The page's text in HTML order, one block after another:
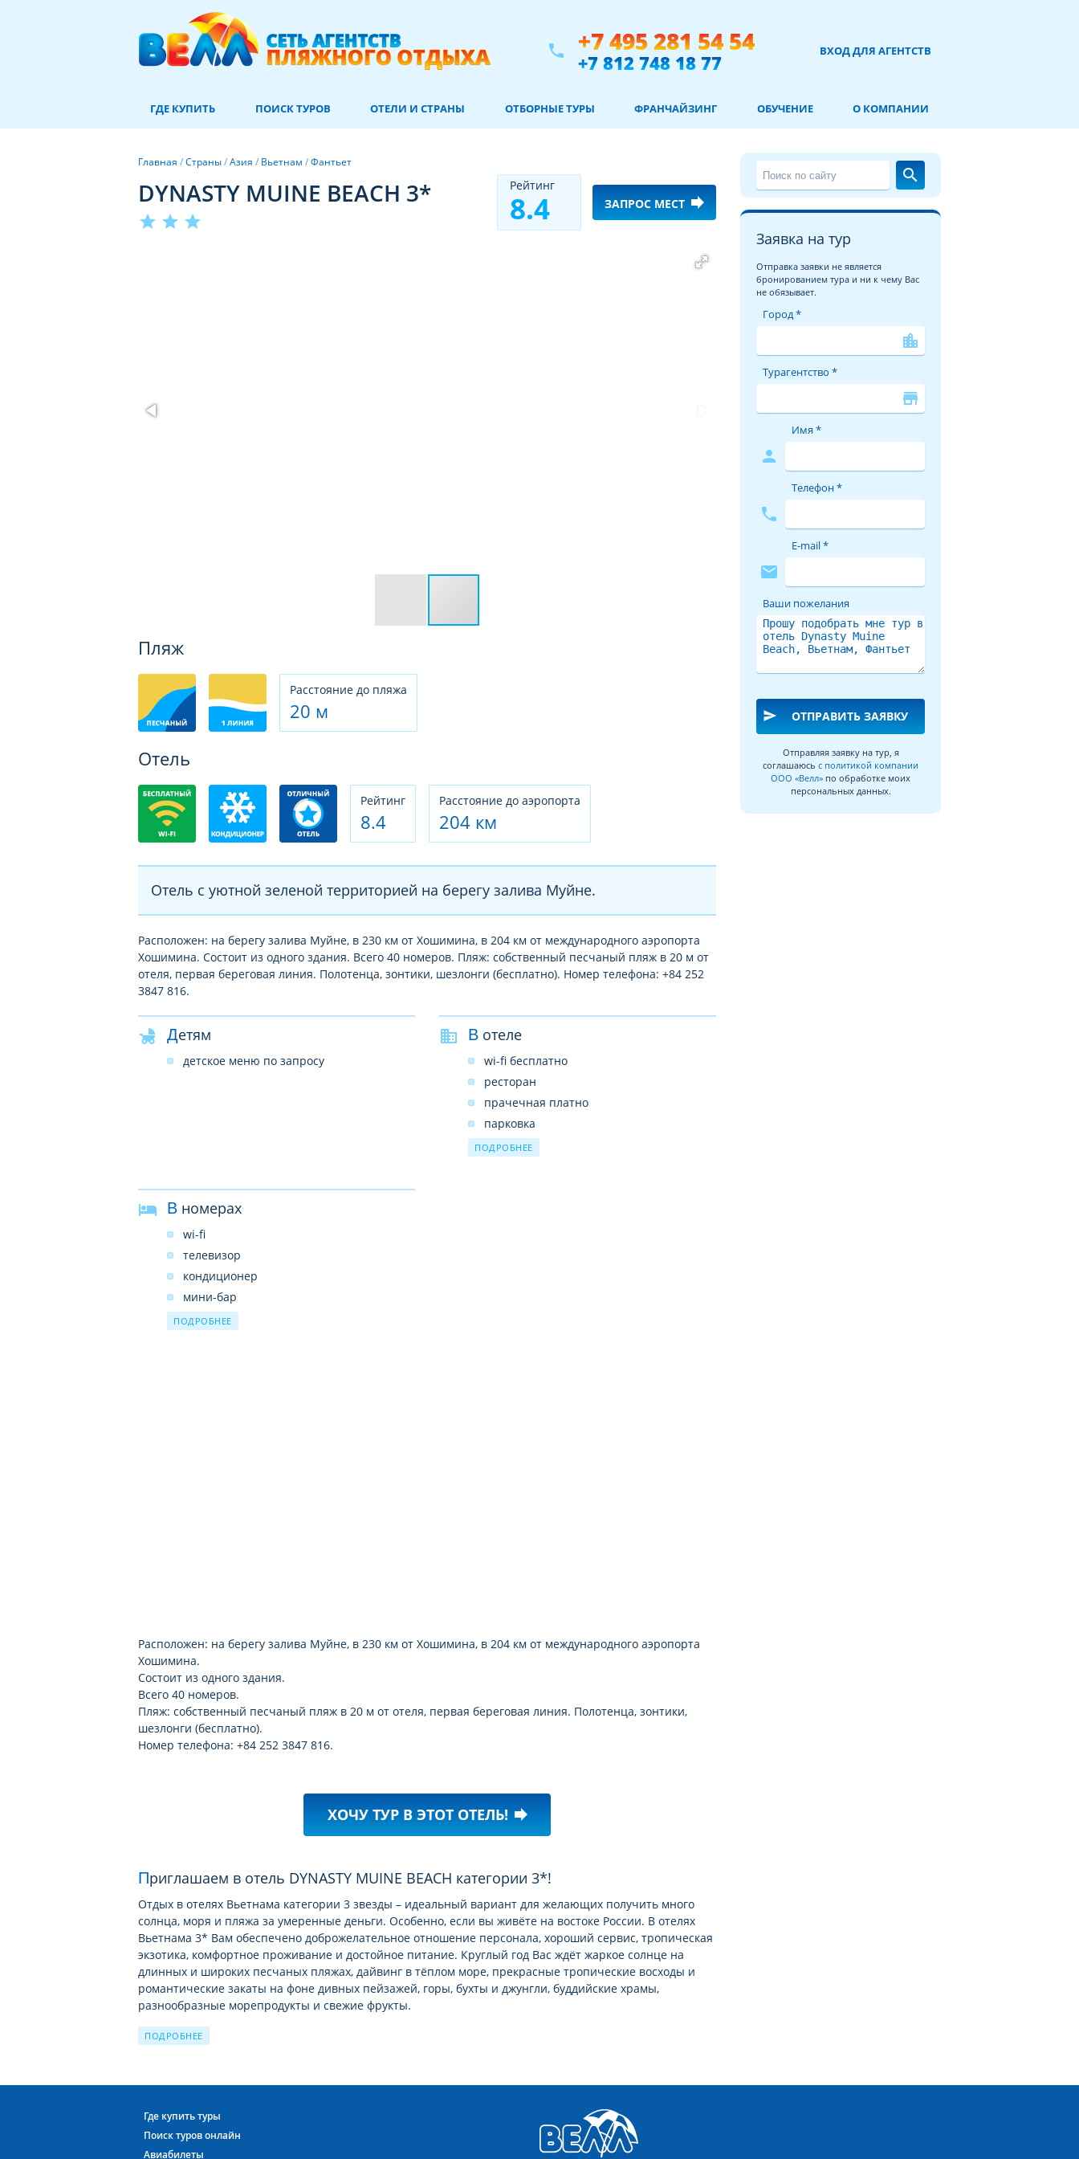
phone +7 495 281 54 54
+7 812 748 18 77 ВХОД ДЛЯ АГЕНТСТВ
ГДЕ КУПИТЬ ПОИСК ТУРОВ ОТЕЛИ И СТРАНЫ ОТБОРНЫЕ ТУРЫ ФРАНЧАЙЗИНГ ОБУЧЕНИЕ О КОМПАНИИ
Главная /Страны/Азия / Вьетнам /Фантьет
DYNASTY MUINE BEACH 3*
star star star
Рeйтинг
8.4 ЗАПРОС МЕСТ forward
Пляж
Расстояние до пляжа
20 м
Отель
Рeйтинг
8.4
Расстояние до аэропорта
204 км
Отель с уютной зеленой территорией на берегу залива Муйне.
Расположен: на берегу залива Муйне, в 230 км от Хошимина, в 204 км от международного аэропорта
Хошимина. Состоит из одного здания. Всего 40 номеров. Пляж: собственный песчаный пляж в 20 м от
отеля, первая береговая линия. Полотенца, зонтики, шезлонги (бесплатно). Номер телефона: +84 252
3847 816.
Детям
детское меню по запросу
В отеле
wi-fi бесплатно
ресторан
прачечная платно
парковка
обмен валют
ПОДРОБНЕЕ
В номерах
wi-fi
телевизор
кондиционер
мини-бар
сейф
ПОДРОБНЕЕ
Расположен: на берегу залива Муйне, в 230 км от Хошимина, в 204 км от международного аэропорта
Хошимина.
Состоит из одного здания.
Всего 40 номеров.
Пляж: собственный песчаный пляж в 20 м от отеля, первая береговая линия. Полотенца, зонтики,
шезлонги (бесплатно).
Номер телефона: +84 252 3847 816.
ХОЧУ ТУР В ЭТОТ ОТЕЛЬ! forward
Приглашаем в отель DYNASTY MUINE BEACH категории 3*!
Отдых в отелях Вьетнама категории 3 звезды – идеальный вариант для желающих получить много
солнца, моря и пляжа за умеренные деньги. Особенно, если вы живёте на востоке России. В отелях
Вьетнама 3* Вам обеспечено доброжелательное отношение персонала, хороший сервис, тропическая
экзотика, комфортное проживание и достойное питание. Круглый год Вас ждёт жаркое солнце на
длинных и широких песчаных пляжах, дайвинг в тёплом море, прекрасные тропические восходы и
романтические закаты на фоне дивных пейзажей, горы, бухты и джунгли, буддийские храмы,
разнообразные морепродукты и свежие фрукты.
Расположенные относительно рядом знаменитые курорты Тайланда заставляют хотельеров Вьетнама
Тропические приключения на курортах Вьетнама с ВЕЛЛ – это непередаваемо!
Среди отелей Вьетнама, расположенных на первой линии от моря, много «трёшек» 3*. По внешнему
виду зданий и прилегающей территории отели категории 3* незначительно отличаются от отелей 4*
и 5 звeзд. Практически в каждом отеле 3* будет уютный сад с изобилием цветов, тени и зелени. Да,
ПОДРОБНЕЕ
search
Заявка на тур
Отправка заявки не является
бронированием тура и ни к чему Вас
не обязывает.
Город *
location_city
Турагентство *
store
person
Имя *
phone
Телефон *
mail
E-mail *
Ваши пожелания
send ОТПРАВИТЬ ЗАЯВКУ
Отправляя заявку на тур, я
соглашаюсь с политикой компании
ООО «Велл» по обработке моих
персональных данных.
Где купить туры
Поиск туров онлайн
Авиабилеты